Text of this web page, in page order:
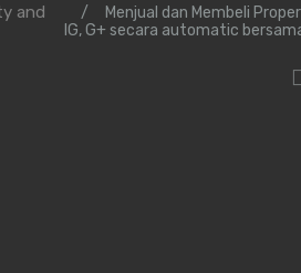
/
Menjual dan Membeli
IG, G+ secara automatic